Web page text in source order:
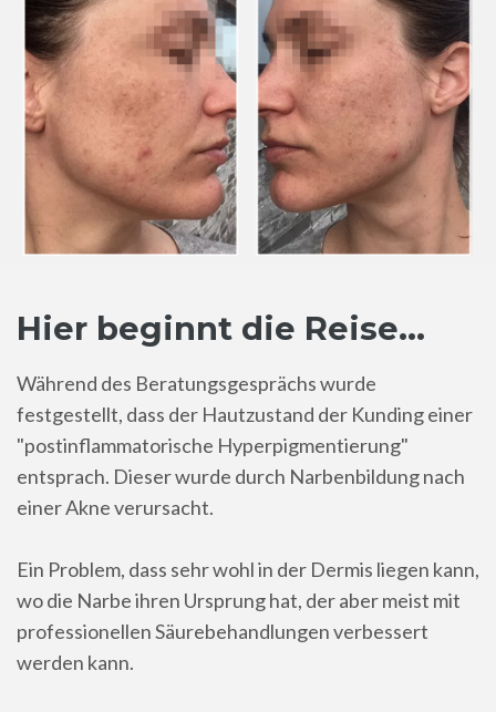
Hier beginnt die Reise...
Während des Beratungsgesprächs wurde
festgestellt, dass der Hautzustand der Kunding einer
"postinflammatorische Hyperpigmentierung"
entsprach. Dieser wurde durch Narbenbildung nach
einer Akne verursacht.
Ein Problem, dass sehr wohl in der Dermis liegen kann,
wo die Narbe ihren Ursprung hat, der aber meist mit
professionellen Säurebehandlungen verbessert
werden kann.